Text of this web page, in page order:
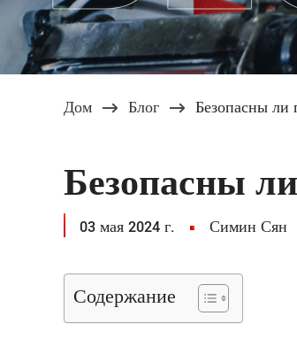
Дом Блог Безопасны ли
Безопасны
03 мая 2024 г. Симин Сян
Содержание